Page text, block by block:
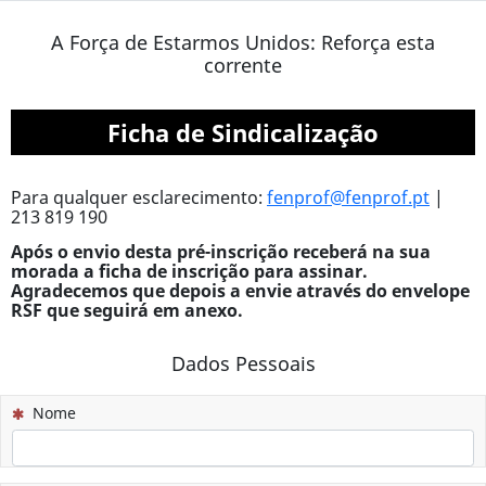
A Força de Estarmos Unidos: Reforça esta
corrente
Ficha de Sindicalização
Para qualquer esclarecimento: fenprof@fenprof.pt |
213 819 190
Após o envio desta pré-inscrição receberá na sua
morada a ficha de inscrição para assinar.
Agradecemos que depois a envie através do envelope
RSF que seguirá em anexo.
Dados Pessoais
(Esta questão é obrigatória)
Nome